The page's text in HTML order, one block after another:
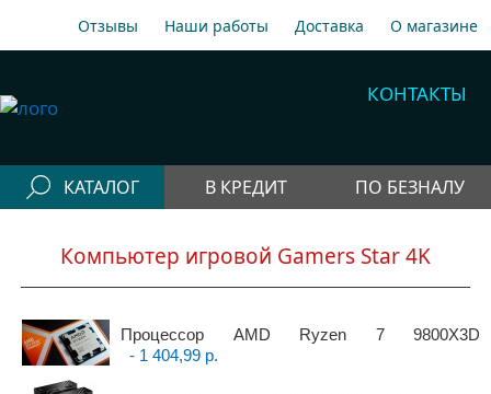
Отзывы Наши работы Доставка О магазине
КОНТАКТЫ
A1 +375 29 198-70-77
Гор +375 17 256-18-09
Telegram
КАТАЛОГ В КРЕДИТ ПО БЕЗНАЛУ
Компьютеры
Системные
блоки
Рабочие станции
Собрать компьютер онлайн
Компьютер игровой Gamers Star 4K
Процессор AMD Ryzen 7 9800X3D
- 1 404,99 р.